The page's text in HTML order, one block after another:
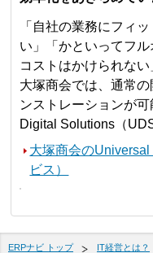
「自社の業務にフィ
い」「かといってフ
コストはかけられな
大塚商会では、通常
ンストレーションが
Digital Solutions（
大塚商会の
ビス）
ERPナビ トップ IT経営とは？